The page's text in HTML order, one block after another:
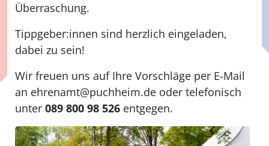
Überraschung.
Tippgeber:innen sind herzlich eingeladen,
dabei zu sein!
Wir freuen uns auf Ihre Vorschläge per E-Mail
an ehrenamt@puchheim.de oder telefonisch
unter089 800 98 526 entgegen.